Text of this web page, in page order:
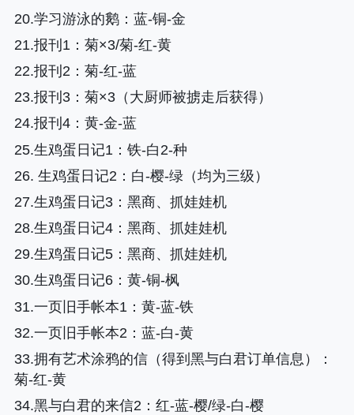
20.学习游泳的鹅：蓝-铜-金
21.报刊1 ：菊×3/菊-红-黄
22.报刊2：菊-红-蓝
23.报刊3：菊×3（大厨师被掳走后获得）
24.报刊4：黄-金-蓝
25.生鸡蛋日记1 ：铁-白2-种
26. 生鸡蛋日记2 ：白-樱-绿（均为三级）
27.生鸡蛋日记3：黑商、抓娃娃机
28.生鸡蛋日记4：黑商、抓娃娃机
29.生鸡蛋日记5：黑商、抓娃娃机
30.生鸡蛋日记6：黄-铜-枫
31.一页旧手帐本1 ：黄-蓝-铁
32.一页旧手帐本2 ：蓝-白-黄
33.拥有艺术涂鸦的信（得到黑与白君订单信息）
：
菊-红-黄
34.黑与白君的来信2：红-蓝-樱/绿-白-樱